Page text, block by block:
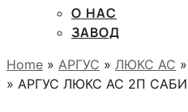
О НАС
ЗАВОД
Home » АРГУС » ЛЮКС АС »
» АРГУС ЛЮКС АС 2П